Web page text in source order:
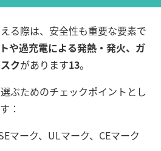
る際は、安全性も重要な要素で
や過充電による発熱・発火、ガ
クがあります13。
ぶためのチェックポイントとし
：
マーク、ULマーク、CEマーク